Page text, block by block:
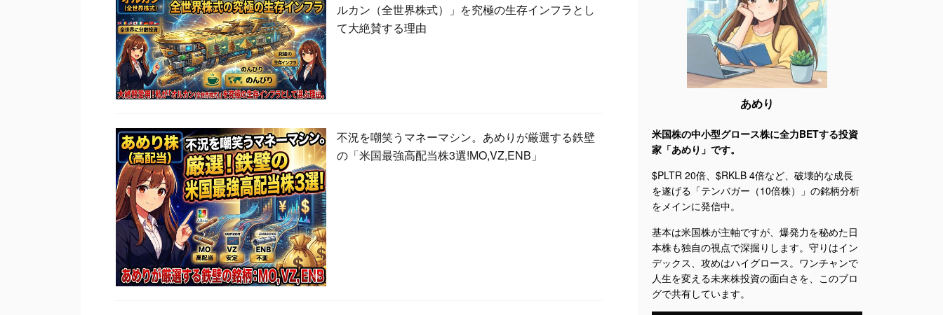
ルカン（全世界株式）」を究極の生存インフラとし
て大絶賛する理由
不況を嘲笑うマネーマシン。あめりが厳選する鉄壁
の「米国最強高配当株3選!MO,VZ,ENB」
あめり
米国株の中小型グロース株に全力BETする投資
家「あめり」です。
$PLTR 20倍、$RKLB 4倍など、破壊的な成長
を遂げる「テンバガー（10倍株）」の銘柄分析
をメインに発信中。
基本は米国株が主軸ですが、爆発力を秘めた日
本株も独自の視点で深掘りします。守りはイン
デックス、攻めはハイグロース。ワンチャンで
人生を変える未来株投資の面白さを、このブロ
グで共有しています。